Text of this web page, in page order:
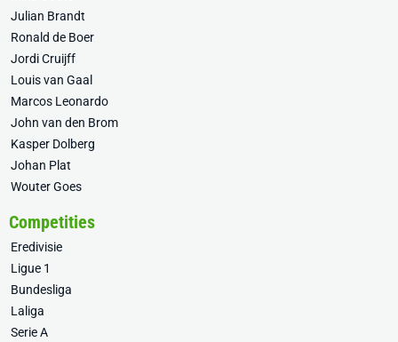
Julian Brandt
Ronald de Boer
Jordi Cruijff
Louis van Gaal
Marcos Leonardo
John van den Brom
Kasper Dolberg
Johan Plat
Wouter Goes
Competities
Eredivisie
Ligue 1
Bundesliga
Laliga
Serie A